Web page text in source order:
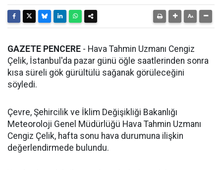
GAZETE PENCERE - Hava Tahmin Uzmanı Cengiz
Çelik, İstanbul'da pazar günü öğle saatlerinden sonra
kısa süreli gök gürültülü sağanak görüleceğini
söyledi.
Çevre, Şehircilik ve İklim Değişikliği Bakanlığı
Meteoroloji Genel Müdürlüğü Hava Tahmin Uzmanı
Cengiz Çelik, hafta sonu hava durumuna ilişkin
değerlendirmede bulundu.